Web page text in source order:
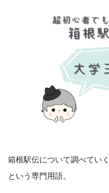
箱根駅伝について調べてい
という専門用語。